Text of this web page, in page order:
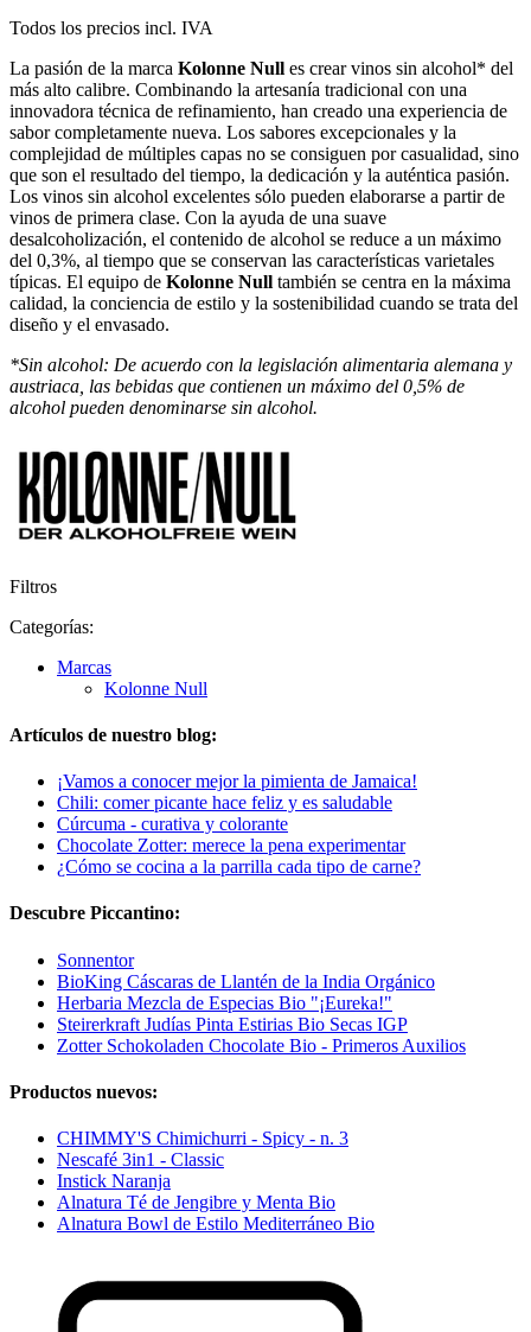
Todos los precios incl. IVA
La pasión de la marca Kolonne Null es crear vinos sin alcohol* del
más alto calibre. Combinando la artesanía tradicional con una
innovadora técnica de refinamiento, han creado una experiencia de
sabor completamente nueva. Los sabores excepcionales y la
complejidad de múltiples capas no se consiguen por casualidad, sino
que son el resultado del tiempo, la dedicación y la auténtica pasión.
Los vinos sin alcohol excelentes sólo pueden elaborarse a partir de
vinos de primera clase. Con la ayuda de una suave
desalcoholización, el contenido de alcohol se reduce a un máximo
del 0,3%, al tiempo que se conservan las características varietales
típicas. El equipo de Kolonne Null también se centra en la máxima
calidad, la conciencia de estilo y la sostenibilidad cuando se trata del
diseño y el envasado.
*Sin alcohol: De acuerdo con la legislación alimentaria alemana y
austriaca, las bebidas que contienen un máximo del 0,5% de
alcohol pueden denominarse sin alcohol.
Filtros
Categorías:
Marcas
Kolonne Null
Artículos de nuestro blog:
¡Vamos a conocer mejor la pimienta de Jamaica!
Chili: comer picante hace feliz y es saludable
Cúrcuma - curativa y colorante
Chocolate Zotter: merece la pena experimentar
¿Cómo se cocina a la parrilla cada tipo de carne?
Descubre Piccantino:
Sonnentor
BioKing Cáscaras de Llantén de la India Orgánico
Herbaria Mezcla de Especias Bio "¡Eureka!"
Steirerkraft Judías Pinta Estirias Bio Secas IGP
Zotter Schokoladen Chocolate Bio - Primeros Auxilios
Productos nuevos:
CHIMMY'S Chimichurri - Spicy - n. 3
Nescafé 3in1 - Classic
Instick Naranja
Alnatura Té de Jengibre y Menta Bio
Alnatura Bowl de Estilo Mediterráneo Bio